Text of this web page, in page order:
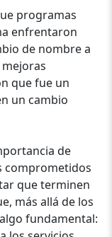
programas
enfrentaron
de nombre a
que fue un
un cambio
de
comprometidos
que terminen
más allá de los
fundamental: